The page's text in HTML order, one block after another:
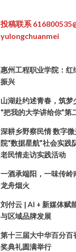
投稿联系
yulongchuanmei
惠州工程职业学院：红
振兴
山湖赴约述青春，筑
“把我的大学讲给你”第
深耕乡野察民情 数字
院“数据星航”社会实
老民情走访实践活动
一酒承端阳，一味传
龙舟烟火
刘付云 | AI + 新媒体赋
与区域品牌发展
第十三届大中华百分
奖典礼圆满举行